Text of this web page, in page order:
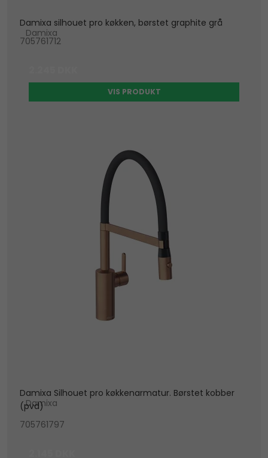
Damixa silhouet pro køkken, børstet graphite grå
Damixa
705761712
VIS PRODUKT
Damixa Silhouet pro køkkenarmatur. Børstet kobber
(pvd)
Damixa
705761797